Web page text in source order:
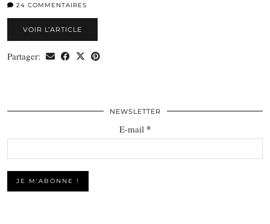
24 COMMENTAIRES
VOIR L’ARTICLE
Partager:
NEWSLETTER
E-mail *